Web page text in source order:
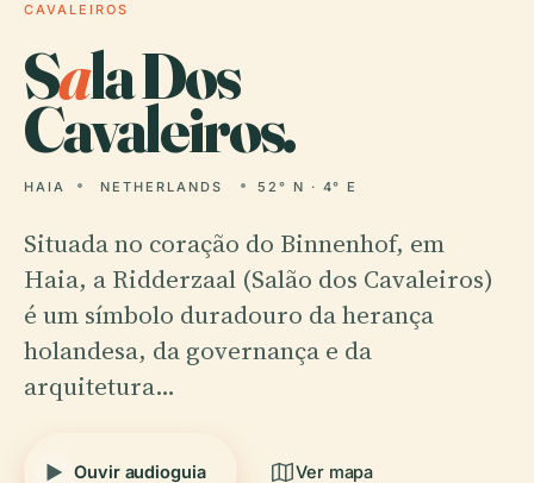
CAVALEIROS
Sala Dos
Cavaleiros.
HAIA NETHERLANDS 52° N · 4° E
Situada no coração do Binnenhof, em
Haia, a Ridderzaal (Salão dos Cavaleiros)
é um símbolo duradouro da herança
holandesa, da governança e da
arquitetura…
Ouvir audioguia Ver mapa